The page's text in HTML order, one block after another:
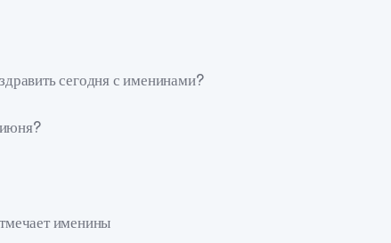
сегодня с именинами?
именины